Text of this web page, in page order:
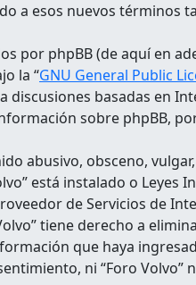
a esos nuevos términos
phpBB (de aquí en
la “GNU General Public
discusiones basadas en
sobre phpBB,
abusivo, obsceno,
está instalado o
de Servicios de
tiene derecho a
que haya
ni “Foro